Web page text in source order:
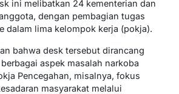
ini melibatkan 24 kementerian dan
dengan pembagian tugas
dalam lima kelompok kerja (pokja).
bahwa desk tersebut dirancang
aspek masalah narkoba
Pencegahan, misalnya, fokus
masyarakat melalui